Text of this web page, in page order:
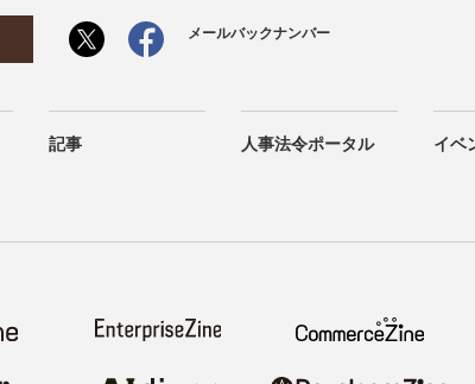
メールバックナンバー
記事 人事法令ポータル イベ